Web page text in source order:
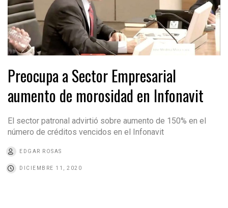
Preocupa a Sector Empresarial
aumento de morosidad en Infonavit
El sector patronal advirtió sobre aumento de 150% en el
número de créditos vencidos en el Infonavit
EDGAR ROSAS
DICIEMBRE 11, 2020